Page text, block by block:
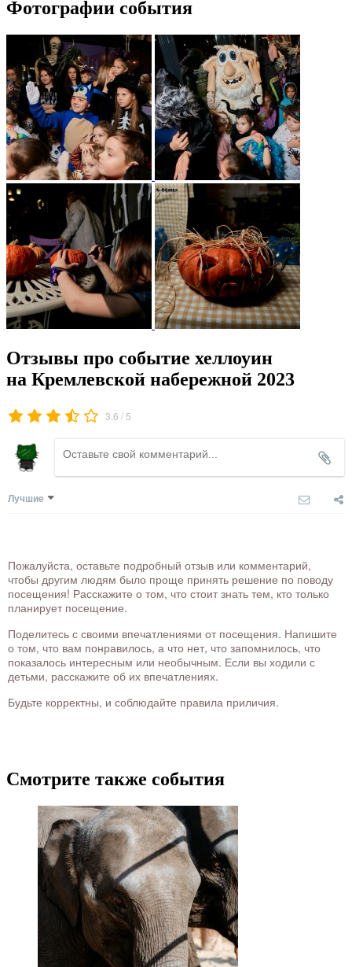
Фотографии события
Отзывы про событие хеллоуин
на Кремлевской набережной 2023
3.6 / 5
Лучшие
Пожалуйста, оставьте подробный отзыв или комментарий,
чтобы другим людям было проще принять решение по поводу
посещения! Расскажите о том, что стоит знать тем, кто только
планирует посещение.
Поделитесь с своими впечатлениями от посещения. Напишите
о том, что вам понравилось, а что нет, что запомнилось, что
показалось интересным или необычным. Если вы ходили с
детьми, расскажите об их впечатлениях.
Будьте корректны, и соблюдайте правила приличия.
Смотрите также события